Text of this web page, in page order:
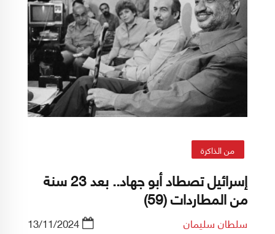
من الذاكرة
إسرائيل تصطاد أبو جهاد.. بعد 23 سنة
من المطاردات (59)
سلطان سليمان 13/11/2024